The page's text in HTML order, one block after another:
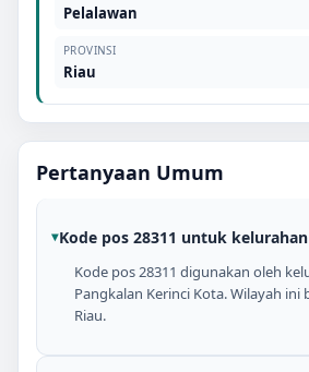
Pelalawan
PROVINSI
Riau
Pertanyaan Umum
Kode pos 28311 untuk
Kode pos 28311 digunakan oleh
Pangkalan Kerinci Kota. Wilayah ini
Riau.